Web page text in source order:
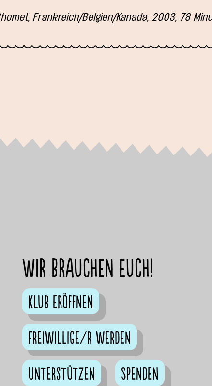
Frankreich/Belgien/Kanada, 2003, 78
Wir brauchen euch!
Klub eröffnen
Freiwillige/r werden
Unterstützen
Spenden